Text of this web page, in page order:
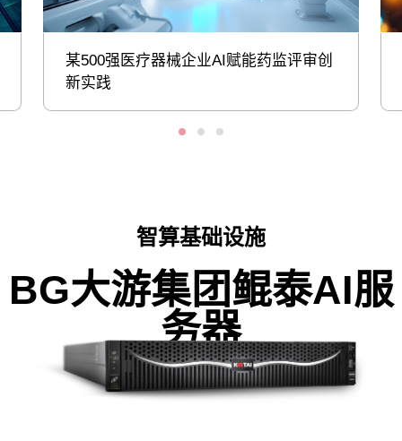
某500强医疗器械企业AI赋能药监评审创
新实践
智算基础设施
BG大游集团鲲泰AI服
务器